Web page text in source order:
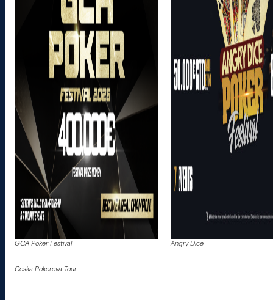
GCA Poker Festival Angry Dice
Ceska Pokerova Tour